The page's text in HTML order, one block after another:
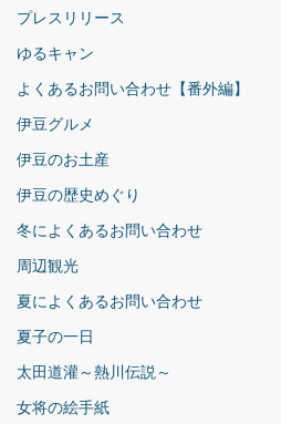
プレスリリース
ゆるキャン
よくあるお問い合わせ【番外編】
伊豆グルメ
伊豆のお土産
伊豆の歴史めぐり
冬によくあるお問い合わせ
周辺観光
夏によくあるお問い合わせ
夏子の一日
太田道灌～熱川伝説～
女将の絵手紙